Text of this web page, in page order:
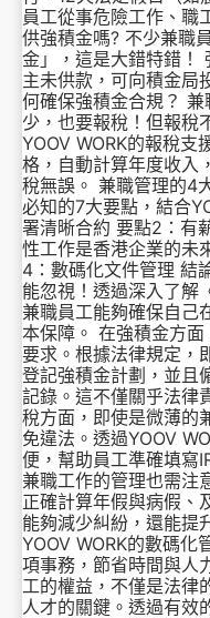
員工從事危險工作、
供強積金嗎? 不少兼職
金」，這是大錯特錯！
主未供款，可向積金局
何確保強積金合規？
少，也要報稅！但報稅
YOOV WORK的報稅支
格，自動計算年度收入
稅無誤。 兼職管理的4
必知的7大要點，結合
署清晰合約 要點2：有
性工作是香港企業的未
4：數碼化文件管理 結
能忽視！透過深入了解
兼職員工能夠確保自己
本保障。 在強積金方
要求。根據法律規定，
登記強積金計劃，並且
記錄。這不僅關乎法律
稅方面，即使是微薄的
免違法。透過YOOV
便，幫助員工準確填寫
兼職工作的管理也需注
正確計算年假與病假、
能夠減少糾紛，還能提
YOOV WORK的數碼化
項事務，節省時間與人
工的權益，不僅是法律
人才的關鍵。透過有效